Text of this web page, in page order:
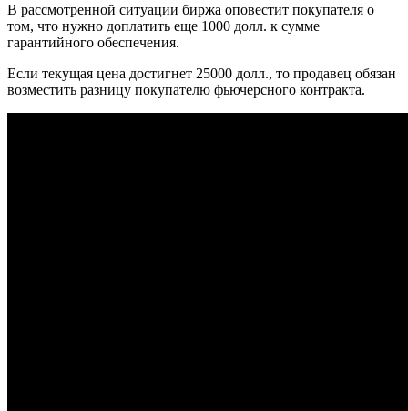
В рассмотренной ситуации биржа оповестит покупателя о
том, что нужно доплатить еще 1000 долл. к сумме
гарантийного обеспечения.
Если текущая цена достигнет 25000 долл., то продавец обязан
возместить разницу покупателю фьючерсного контракта.